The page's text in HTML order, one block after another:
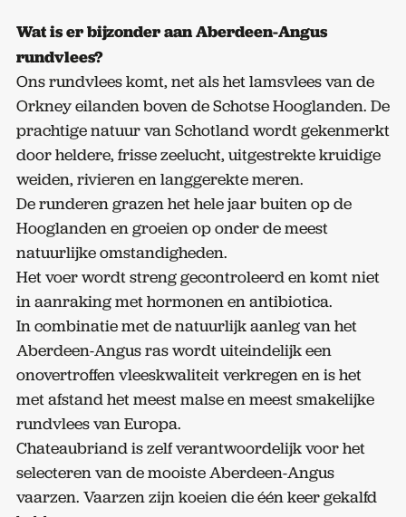
Wat is er bijzonder aan Aberdeen-Angus
rundvlees?
Ons rundvlees komt, net als het lamsvlees van de
Orkney eilanden boven de Schotse Hooglanden. De
prachtige natuur van Schotland wordt gekenmerkt
door heldere, frisse zeelucht, uitgestrekte kruidige
weiden, rivieren en langgerekte meren.
De runderen grazen het hele jaar buiten op de
Hooglanden en groeien op onder de meest
natuurlijke omstandigheden.
Het voer wordt streng gecontroleerd en komt niet
in aanraking met hormonen en antibiotica.
In combinatie met de natuurlijk aanleg van het
Aberdeen-Angus ras wordt uiteindelijk een
onovertroffen vleeskwaliteit verkregen en is het
met afstand het meest malse en meest smakelijke
rundvlees van Europa.
Chateaubriand is zelf verantwoordelijk voor het
selecteren van de mooiste Aberdeen-Angus
vaarzen. Vaarzen zijn koeien die één keer gekalfd